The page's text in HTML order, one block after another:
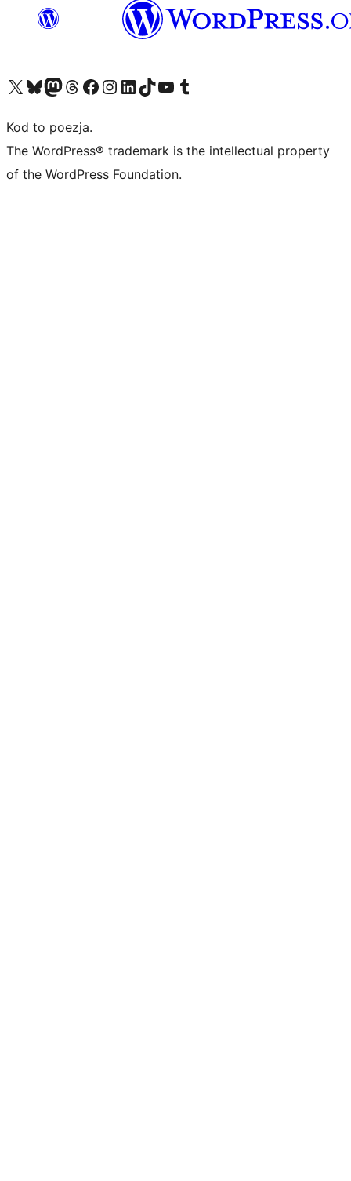
Odwiedź nasze konto X (dawniej Twitter)
Odwiedź nasze konto Bluesky
Odwiedź nasze konto na Mastodoncie
Odwiedź naszego Threadsa
Odwiedź naszego Facebooka
Odwiedź nasze konto na Instagramie
Odwiedź nasze konto na LinkedIn
Odwiedź naszego TikToka
Odwiedź nasz kanał YouTube
Odwiedź naszego Tumblra
Kod to poezja.
The WordPress® trademark is the intellectual property
of the WordPress Foundation.